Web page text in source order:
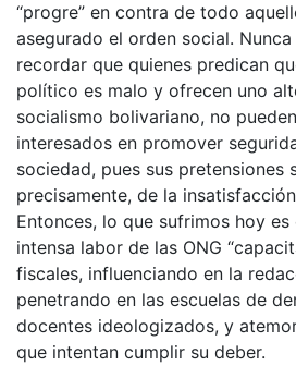
“progre” en contra de todo
asegurado el orden social.
recordar que quienes predican
político es malo y ofrecen uno
socialismo bolivariano, no
interesados en promover
sociedad, pues sus pretensiones
precisamente, de la
Entonces, lo que sufrimos hoy
intensa labor de las ONG
fiscales, influenciando en la
penetrando en las escuelas de
docentes ideologizados, y
que intentan cumplir su deber.